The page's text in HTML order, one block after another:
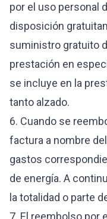
por el uso personal
disposición
suministro gratuito
prestación en
se incluye en la
tanto alzado.
6. Cuando se
factura a nombre
gastos
de energía. A
la totalidad o parte
7. El reembolso por